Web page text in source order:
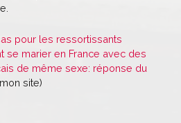
pour les ressortissants
se marier en France avec des
de même sexe: réponse du
site)